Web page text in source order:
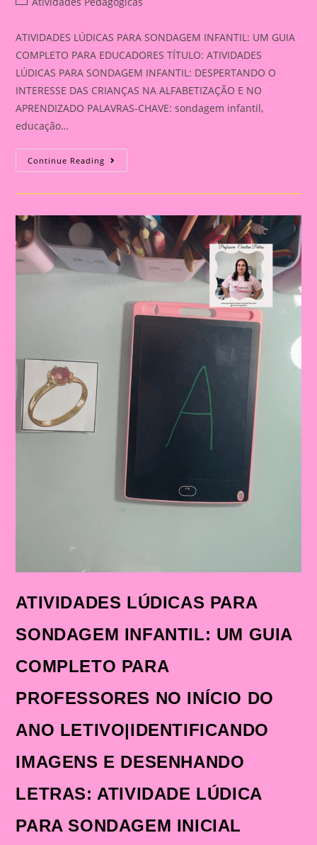
ATIVIDADES LÚDICAS PARA SONDAGEM INFANTIL: UM GUIA
COMPLETO PARA EDUCADORES TÍTULO: ATIVIDADES
LÚDICAS PARA SONDAGEM INFANTIL: DESPERTANDO O
INTERESSE DAS CRIANÇAS NA ALFABETIZAÇÃO E NO
APRENDIZADO PALAVRAS-CHAVE: sondagem infantil,
educação…
Continue Reading ATIVIDADES
LÚDICAS
SONDAGEM
GUIA
COMPLETO
PARA
EDUCADORES|
ATIVIDADES LÚDICAS PARA
SONDAGEM INFANTIL: UM GUIA
COMPLETO PARA
PROFESSORES NO INÍCIO DO
ANO LETIVO|IDENTIFICANDO
IMAGENS E DESENHANDO
LETRAS: ATIVIDADE LÚDICA
PARA SONDAGEM INICIAL